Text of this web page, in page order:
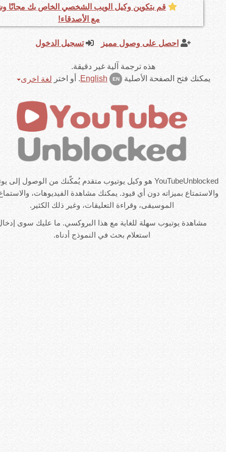
احصل على وصول مميز تسجيل الدخول
هذه ترجمة آلية غير دقيقة.
فتح الصفحة الأصلية
EN
English
.أو اختر لغة اخرى
YouTubeUnblocked هو وكيل يوتيوب متقدم يُمكّنك من الوصول إلى يوتيوب
بميزاته دون أي قيود. يمكنك مشاهدة الفيديوهات، والاستماع إلى
الموسيقى، وقراءة التعليقات، وغير ذلك الكثير.
يوتيوب سهلة للغاية مع هذا البروكسي. ما عليك سوى إدخال
استعلام بحث في النموذج أدناه.
قم بتكوين وكيل الويب الشخصي الخاص بك مجانًا وشاركه
مع الأصدقاء!